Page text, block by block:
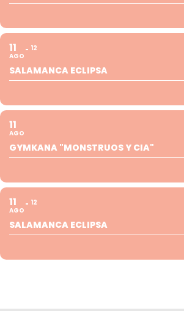
11
AGO
12
SALAMANCA ECLIPSA
11
AGO
GYMKANA "MONSTRUOS Y CIA"
11
AGO
12
SALAMANCA ECLIPSA